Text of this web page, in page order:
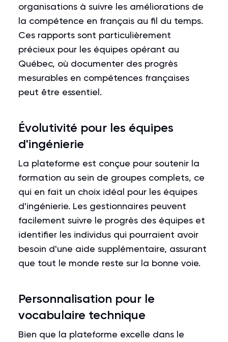
organisations à suivre les améliorations de
la compétence en français au fil du temps.
Ces rapports sont particulièrement
précieux pour les équipes opérant au
Québec, où documenter des progrès
mesurables en compétences françaises
peut être essentiel.
Évolutivité pour les équipes
d'ingénierie
La plateforme est conçue pour soutenir la
formation au sein de groupes complets, ce
qui en fait un choix idéal pour les équipes
d'ingénierie. Les gestionnaires peuvent
facilement suivre le progrès des équipes et
identifier les individus qui pourraient avoir
besoin d'une aide supplémentaire, assurant
que tout le monde reste sur la bonne voie.
Personnalisation pour le
vocabulaire technique
Bien que la plateforme excelle dans le